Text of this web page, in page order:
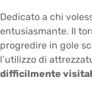
Dedicato a chi
entusiasmante. Il
progredire in gole
l’utilizzo di
difficilmente